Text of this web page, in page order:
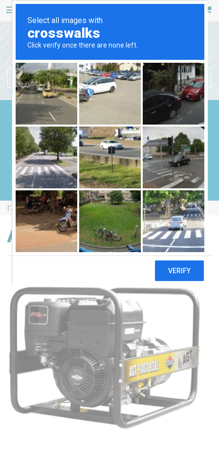
БЕНЗИНОВЫЕ ГЕНЕРАТОРЫ
ДИЗЕЛЬНЫЕ ГЕНЕРАТОРЫ
ГАЗОВЫЕ ГЕНЕРАТОРЫ
СВАРОЧНЫЕ ГЕНЕРАТОРЫ
ГЕНЕРАТОРЫ ОТ ВОМ
Главная Бензиновые Генераторы AGT 9003 BSBE SE
AGT 9003 BSBE SE